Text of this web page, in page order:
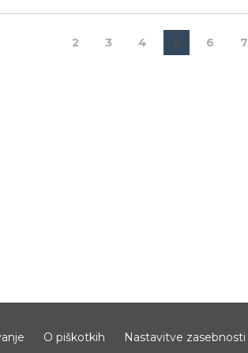
2 3 4 5 6 7
O piškotkih Nastavitve zasebnosti